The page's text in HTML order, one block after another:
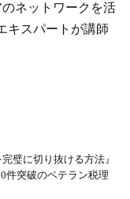
ネットワークを活
キスパートが講師
璧に切り抜ける方法』
件突破のベテラン税理